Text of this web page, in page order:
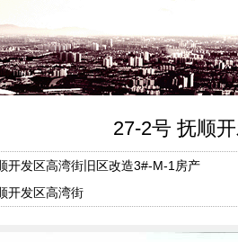
27-2号 抚顺
开发区高湾街旧区改造3#-M-1房产
开发区高湾街